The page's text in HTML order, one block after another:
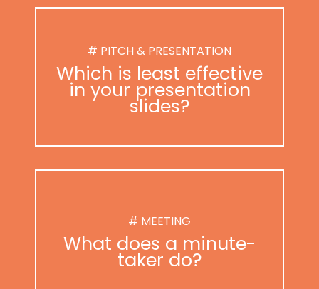
# PITCH & PRESENTATION
Which is least effective
in your presentation
slides?
# MEETING
What does a minute-
taker do?